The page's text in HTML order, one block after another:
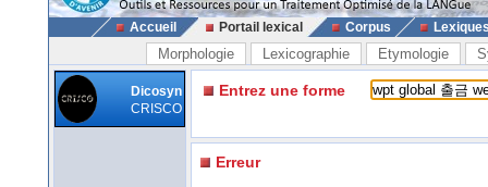
Accueil Portail lexical Corpus
Morphologie Lexicographie Etymologie
Dicosyn
CRISCO
Entrez une forme
Erreur